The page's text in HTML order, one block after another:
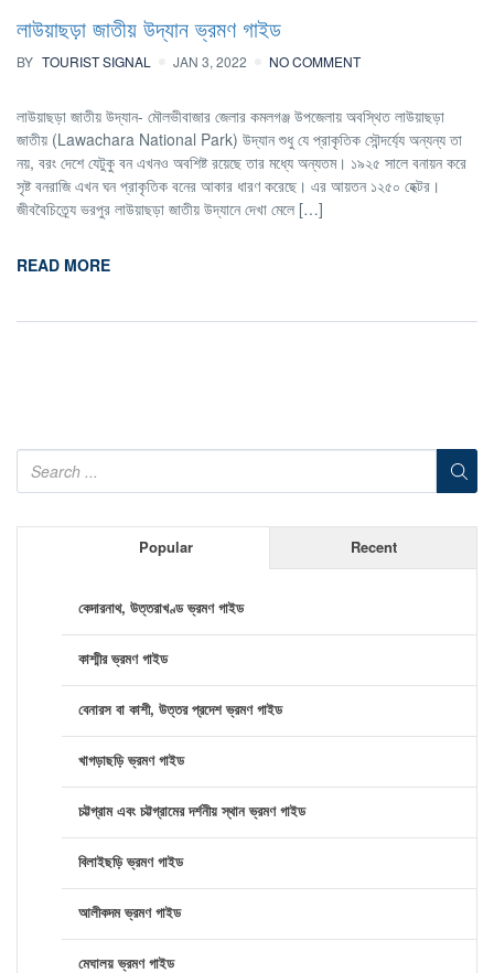
লাউয়াছড়া জাতীয় উদ্যান ভ্রমণ গাইড
BY TOURIST SIGNAL JAN 3, 2022 NO COMMENT
লাউয়াছড়া জাতীয় উদ্যান- মৌলভীবাজার জেলার কমলগঞ্জ উপজেলায় অবস্থিত লাউয়াছড়া
জাতীয় (Lawachara National Park) উদ্যান শুধু যে প্রাকৃতিক সৌন্দর্য্যে অন্যন্য তা
নয়, বরং দেশে যেটুকু বন এখনও অবশিষ্ট রয়েছে তার মধ্যে অন্যতম। ১৯২৫ সালে বনায়ন করে
সৃষ্ট বনরাজি এখন ঘন প্রাকৃতিক বনের আকার ধারণ করেছে। এর আয়তন ১২৫০ হেক্টর।
জীববৈচিত্র্যে ভরপুর লাউয়াছড়া জাতীয় উদ্যানে দেখা মেলে […]
READ MORE
Popular Recent
কেদারনাথ, উত্তরাখণ্ড ভ্রমণ গাইড
কাশ্মীর ভ্রমণ গাইড
বেনারস বা কাশী, উত্তর প্রদেশ ভ্রমণ গাইড
খাগড়াছড়ি ভ্রমণ গাইড
চট্টগ্রাম এবং চট্টগ্রামের দর্শনীয় স্থান ভ্রমণ গাইড
বিলাইছড়ি ভ্রমণ গাইড
আলীকদম ভ্রমণ গাইড
মেঘালয় ভ্রমণ গাইড